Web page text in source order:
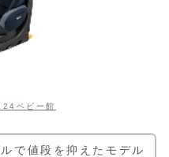
ベビー館
で値段を抑えたモデル